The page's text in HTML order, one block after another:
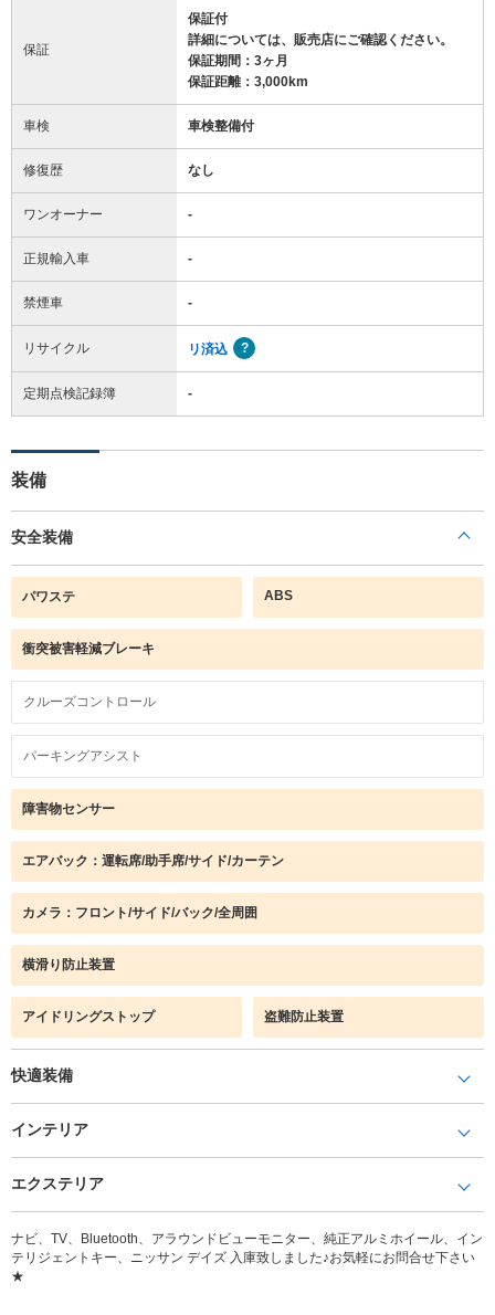
保証
保証付
詳細については、販売店にご確認ください。
保証期間：3ヶ月
保証距離：3,000km
車検 車検整備付
修復歴 なし
ワンオーナー -
正規輸入車 -
禁煙車 -
リサイクル リ済込
定期点検記録簿 -
装備
安全装備
パワステ ABS
衝突被害軽減ブレーキ
クルーズコントロール
パーキングアシスト
障害物センサー
エアバック：運転席/助手席/サイド/カーテン
カメラ：フロント/サイド/バック/全周囲
横滑り防止装置
アイドリングストップ 盗難防止装置
快適装備
インテリア
エクステリア
ナビ、TV、Bluetooth、アラウンドビューモニター、純正アルミホイール、イン
テリジェントキー、ニッサン デイズ 入庫致しました♪お気軽にお問合せ下さい
★